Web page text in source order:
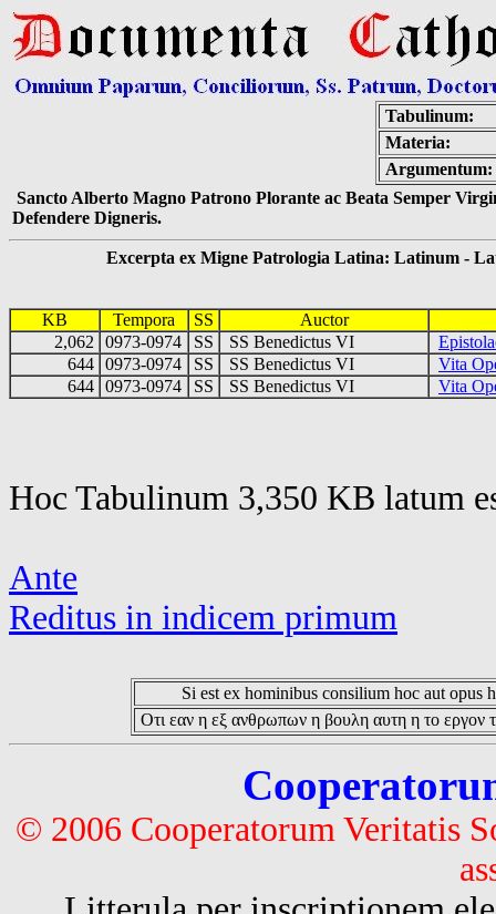
Tabulinum:
Materia:
Argumentum:
Sancto Alberto Magno Patrono Plorante ac Beata Semper
Defendere Digneris.
Excerpta ex Migne Patrologia Latina: Latinum -
KB Tempora SS
Auctor
2,062
0973-0974 SS SS Benedictus VI
644 0973-0974 SS SS Benedictus VI
Vita
644 0973-0974 SS SS Benedictus VI Vita
Hoc Tabulinum 3,350 KB latum
Ante
Reditus in indicem primum
Si est ex hominibus consilium hoc aut opus
Οτι εαν η εξ ανθρωπων η βουλη αυτη η το εργον
© 2006 Cooperatorum Veritatis